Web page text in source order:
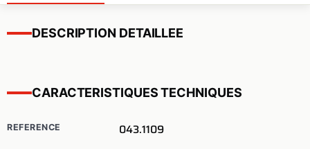
DESCRIPTION DETAILLEE
CARACTERISTIQUES TECHNIQUES
REFERENCE 043.1109